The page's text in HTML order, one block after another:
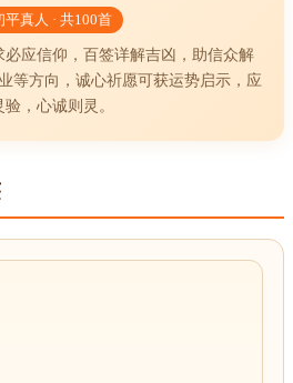
平真人 · 共100首
应信仰，百签详解吉凶，助信众解
等方向，诚心祈愿可获运势启示，应
验，心诚则灵。